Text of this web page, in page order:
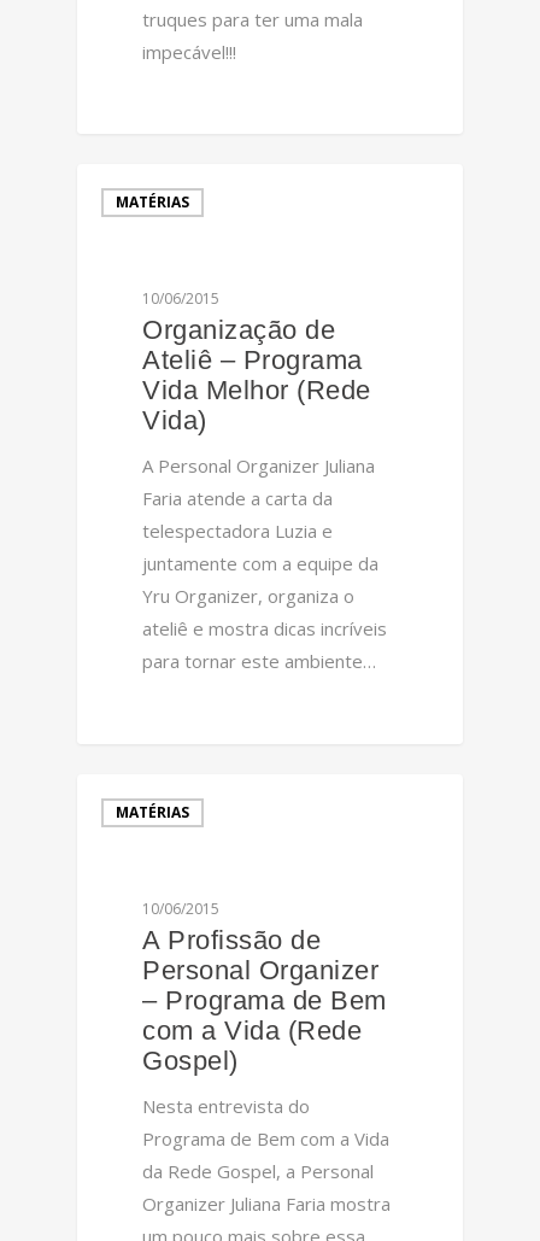
truques para ter uma mala
impecável!!!
MATÉRIAS
10/06/2015
Organização de
Ateliê – Programa
Vida Melhor (Rede
Vida)
A Personal Organizer Juliana
Faria atende a carta da
telespectadora Luzia e
juntamente com a equipe da
Yru Organizer, organiza o
ateliê e mostra dicas incríveis
para tornar este ambiente…
MATÉRIAS
10/06/2015
A Profissão de
Personal Organizer
– Programa de Bem
com a Vida (Rede
Gospel)
Nesta entrevista do
Programa de Bem com a Vida
da Rede Gospel, a Personal
Organizer Juliana Faria mostra